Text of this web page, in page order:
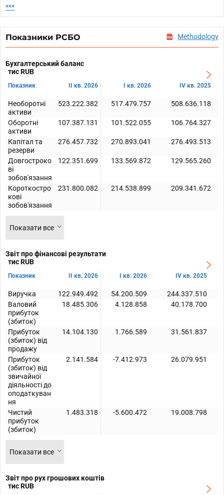
***
Показники РСБО Methodology
Бухгалтерський баланс
тис RUB
Показник II кв. 2026 I кв. 2026 IV кв. 2025
Необоротні
активи
523.222.382 517.479.757 508.636.118
Оборотні
активи
107.387.131 101.522.055 106.764.327
Капітал та
резерви
276.457.732 270.893.041 276.493.513
Довгостроко
ві
зобов'язання
122.351.699 133.569.872 129.565.260
Короткостро
кові
зобов'язання
231.800.082 214.538.899 209.341.672
Показати все
Звіт про фінансові результати
тис RUB
Показник II кв. 2026 I кв. 2026 IV кв. 2025
Виручка 122.949.492 54.200.509
244.337.510
Валовий
прибуток
(збиток)
18.485.306 4.128.858 40.178.700
Прибуток
(збиток) від
продажу
14.104.130 1.766.589 31.561.837
Прибуток
(збиток) від
звичайної
діяльності до
оподаткуван
ня
2.141.584 -7.412.973 26.079.951
Чистий
прибуток
(збиток)
1.483.318 -5.600.472 19.008.798
Показати все
Звіт про рух грошових коштів
тис RUB